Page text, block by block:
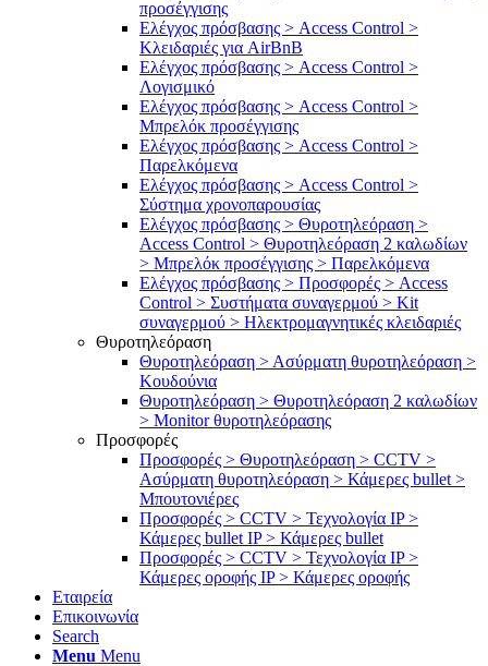
προσέγγισης
Ελέγχος πρόσβασης > Access Control >
Κλειδαριές για AirBnB
Ελέγχος πρόσβασης > Access Control >
Λογισμικό
Ελέγχος πρόσβασης > Access Control >
Μπρελόκ προσέγγισης
Ελέγχος πρόσβασης > Access Control >
Παρελκόμενα
Ελέγχος πρόσβασης > Access Control >
Σύστημα χρονοπαρουσίας
Ελέγχος πρόσβασης > Θυροτηλεόραση >
Access Control > Θυροτηλεόραση 2 καλωδίων
> Μπρελόκ προσέγγισης > Παρελκόμενα
Ελέγχος πρόσβασης > Προσφορές > Access
Control > Συστήματα συναγερμού > Kit
συναγερμού > Ηλεκτρομαγνητικές κλειδαριές
Θυροτηλεόραση
Θυροτηλεόραση > Ασύρματη θυροτηλεόραση >
Κουδούνια
Θυροτηλεόραση > Θυροτηλεόραση 2 καλωδίων
> Μonitor θυροτηλεόρασης
Προσφορές
Προσφορές > Θυροτηλεόραση > CCTV >
Ασύρματη θυροτηλεόραση > Κάμερες bullet >
Μπουτονιέρες
Προσφορές > CCTV > Τεχνολογία IP >
Κάμερες bullet IP > Κάμερες bullet
Προσφορές > CCTV > Τεχνολογία IP >
Κάμερες οροφής IP > Κάμερες οροφής
Εταιρεία
Επικοινωνία
Search
Menu Menu